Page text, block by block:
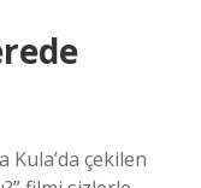
Kula’da çekilen